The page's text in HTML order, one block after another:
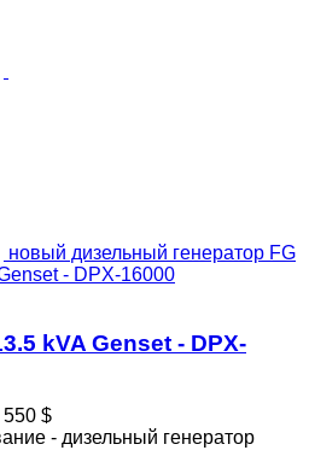
новый дизельный генератор FG
- DPX-16000
kVA Genset - DPX-
550 $
- дизельный генератор